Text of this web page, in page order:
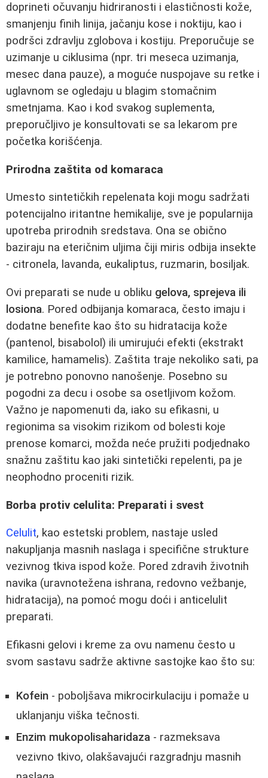
doprineti očuvanju hidriranosti i elastičnosti kože,
smanjenju finih linija, jačanju kose i noktiju, kao i
podršci zdravlju zglobova i kostiju. Preporučuje se
uzimanje u ciklusima (npr. tri meseca uzimanja,
mesec dana pauze), a moguće nuspojave su retke i
uglavnom se ogledaju u blagim stomačnim
smetnjama. Kao i kod svakog suplementa,
preporučljivo je konsultovati se sa lekarom pre
početka korišćenja.
Prirodna zaštita od komaraca
Umesto sintetičkih repelenata koji mogu sadržati
potencijalno iritantne hemikalije, sve je popularnija
upotreba prirodnih sredstava. Ona se obično
baziraju na eteričnim uljima čiji miris odbija insekte
- citronela, lavanda, eukaliptus, ruzmarin, bosiljak.
Ovi preparati se nude u obliku gelova, sprejeva ili
losiona. Pored odbijanja komaraca, često imaju i
dodatne benefite kao što su hidratacija kože
(pantenol, bisabolol) ili umirujući efekti (ekstrakt
kamilice, hamamelis). Zaštita traje nekoliko sati, pa
je potrebno ponovno nanošenje. Posebno su
pogodni za decu i osobe sa osetljivom kožom.
Važno je napomenuti da, iako su efikasni, u
regionima sa visokim rizikom od bolesti koje
prenose komarci, možda neće pružiti podjednako
snažnu zaštitu kao jaki sintetički repelenti, pa je
neophodno proceniti rizik.
Borba protiv celulita: Preparati i svest
Celulit, kao estetski problem, nastaje usled
nakupljanja masnih naslaga i specifične strukture
vezivnog tkiva ispod kože. Pored zdravih životnih
navika (uravnotežena ishrana, redovno vežbanje,
hidratacija), na pomoć mogu doći i anticelulit
preparati.
Efikasni gelovi i kreme za ovu namenu često u
svom sastavu sadrže aktivne sastojke kao što su:
Kofein - poboljšava mikrocirkulaciju i pomaže u
uklanjanju viška tečnosti.
Enzim mukopolisaharidaza - razmeksava
vezivno tkivo, olakšavajući razgradnju masnih